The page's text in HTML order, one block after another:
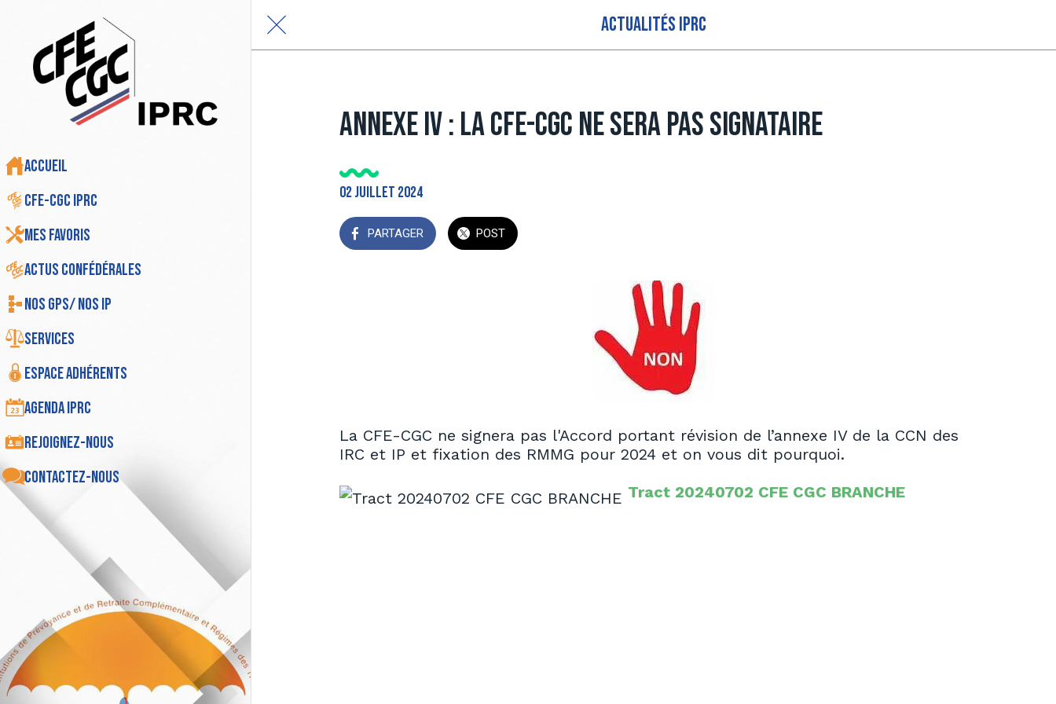
Accueil
CFE-CGC IPRC
Mes favoris
Actus Confédérales
Nos GPS/ Nos IP
Services
Espace adhérents
Agenda IPRC
Rejoignez-nous
Contactez-nous
Actualités IPRC
ANNEXE IV : la CFE-CGC ne sera pas signataire
02 juillet 2024
PARTAGER POST
La CFE-CGC ne signera pas l'Accord portant révision de l’annexe IV de la CCN des
IRC et IP et fixation des RMMG pour 2024 et on vous dit pourquoi.
Tract 20240702 CFE CGC BRANCHE